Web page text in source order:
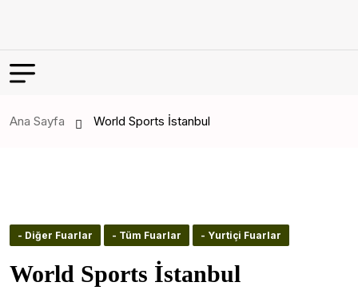
Ana Sayfa World Sports İstanbul
- Diğer Fuarlar - Tüm Fuarlar - Yurtiçi Fuarlar
World Sports İstanbul